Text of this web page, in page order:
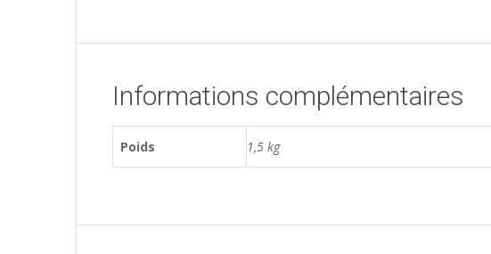
Informations complémentaires
Poids 1,5 kg